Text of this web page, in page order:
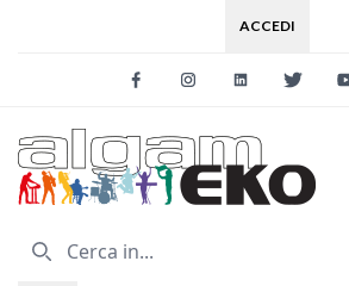
ACCEDI
FacebookInstagramLinkedin